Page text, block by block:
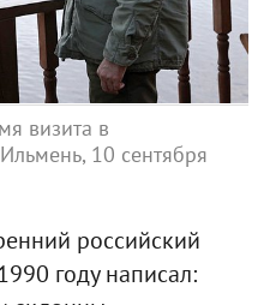
визита в
10 сентября
российский
году написал: